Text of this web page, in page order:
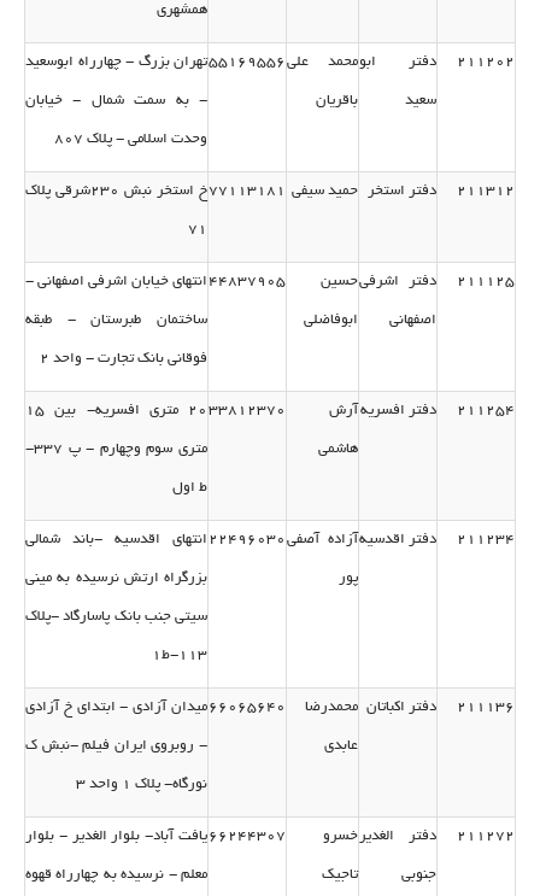
همشهری
211202 دفتر ابو
سعید
محمد علی
باقریان
55169556تهران بزرگ - چهارراه ابوسعید
- به سمت شمال - خیابان
وحدت اسلامی - پلاك 807
211312 دفتر استخر حمید سیفی 77113181 خ استخر نبش 230شرقی پلاك
71
211125 دفتر اشرفی
اصفهانی
حسین
ابوفاضلی
44837905 انتهای خیابان اشرفی اصفهانی -
ساختمان طبرستان - طبقه
فوقانی بانك تجارت - واحد 2
211254 دفتر افسریه آرش
هاشمی
33812370 20 متری افسریه- بین 15
متری سوم وچهارم - پ 337-
ط اول
211234 دفتر اقدسیهآزاده آصفی
پور
22496030 انتهای اقدسیه -باند شمالی
بزرگراه ارتش نرسیده به مینی
سیتی جنب بانك پاسارگاد -پلاك
113-ط1
211136 دفتر اكباتان محمدرضا
عابدی
66065640میدان آزادی - ابتدای خ آزادی
- روبروی ایران فیلم -نبش ك
نورگاه- پلاك 1 واحد 3
211272 دفتر الغدیر
جنوبی
خسرو
تاجیك
66244307یافت آباد- بلوار الغدیر - بلوار
معلم - نرسیده به چهارراه قهوه